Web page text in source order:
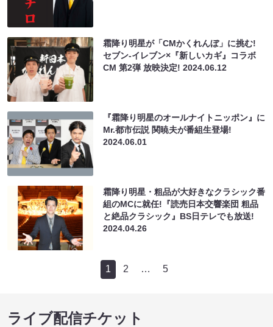
霜降り明星が「CMかくれんぼ」に挑む!
セブン-イレブン×『新しいカギ』コラボ
CM 第2弾 放映決定!2024.06.12
『霜降り明星のオールナイトニッポン』に
Mr.都市伝説 関暁夫が番組生登場!
2024.06.01
霜降り明星・粗品が大好きなクラシック番
組のMCに就任!『読売日本交響楽団 粗品
と絶品クラシック』BS日テレでも放送!
2024.04.26
1 2 … 5
ライブ配信チケット